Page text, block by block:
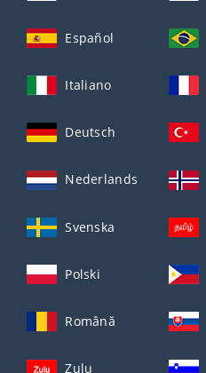
Español
Italiano
Deutsch
Nederlands
Svenska
Polski
Română
Zulu